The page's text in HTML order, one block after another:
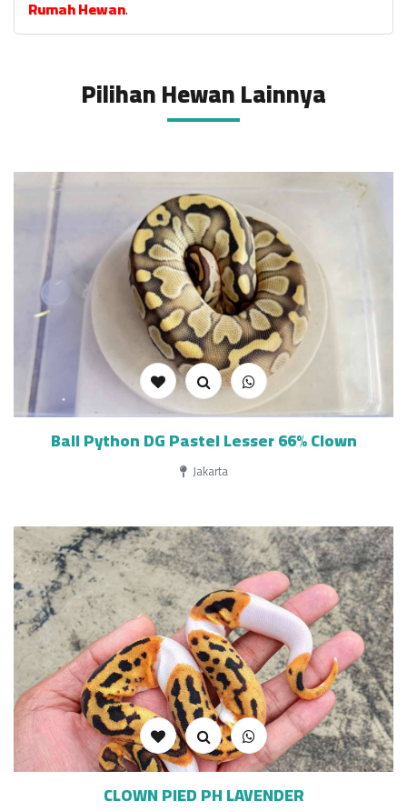
Rumah Hewan.
Pilihan Hewan Lainnya
Ball Python DG Pastel Lesser 66% Clown
Jakarta
CLOWN PIED PH LAVENDER